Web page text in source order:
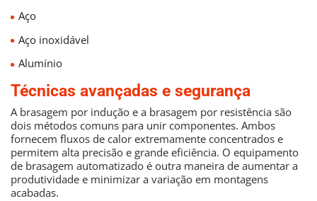
Aço
Aço inoxidável
Alumínio
Técnicas avançadas e segurança
A brasagem por indução e a brasagem por resistência são
dois métodos comuns para unir componentes. Ambos
fornecem fluxos de calor extremamente concentrados e
permitem alta precisão e grande eficiência. O equipamento
de brasagem automatizado é outra maneira de aumentar a
produtividade e minimizar a variação em montagens
acabadas.